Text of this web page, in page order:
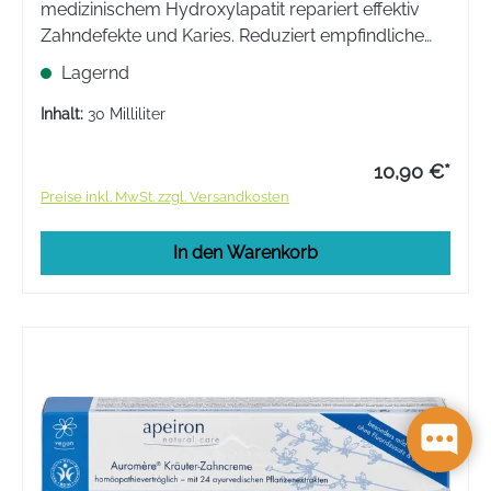
medizinischem Hydroxylapatit repariert effektiv
Zahndefekte und Karies. Reduziert empfindliche
Zahnhälse und sorgt für ein strahlendes Lächeln.
Ideal für alle, die Wert auf natürliche Zahnpflege
legen.
Lagernd
Inhalt: 30 Milliliter
10,90 €*
Preise inkl. MwSt. zzgl. Versandkosten
In den Warenkorb